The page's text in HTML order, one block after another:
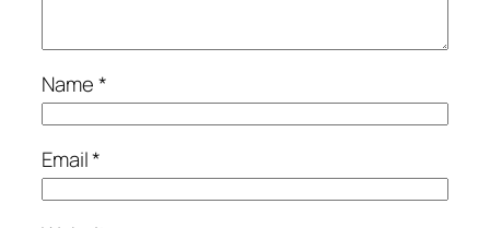
Name*
Email*